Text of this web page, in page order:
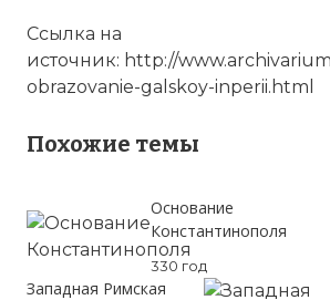
Ссылка на
источник: http://
obrazovanie-galskoy-inperii.html
Похожие темы
Основание
Константинополя
330 год
Западная Римская